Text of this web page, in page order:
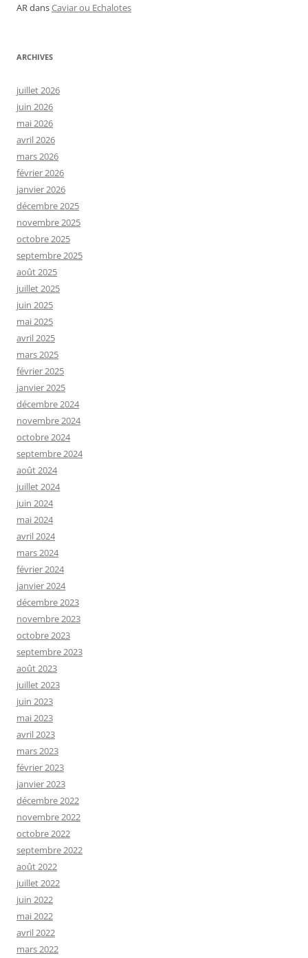
ARdansCaviar ou Echalotes
ARCHIVES
juillet 2026
juin 2026
mai 2026
avril 2026
mars 2026
février 2026
janvier 2026
décembre 2025
novembre 2025
octobre 2025
septembre 2025
août 2025
juillet 2025
juin 2025
mai 2025
avril 2025
mars 2025
février 2025
janvier 2025
décembre 2024
novembre 2024
octobre 2024
septembre 2024
août 2024
juillet 2024
juin 2024
mai 2024
avril 2024
mars 2024
février 2024
janvier 2024
décembre 2023
novembre 2023
octobre 2023
septembre 2023
août 2023
juillet 2023
juin 2023
mai 2023
avril 2023
mars 2023
février 2023
janvier 2023
décembre 2022
novembre 2022
octobre 2022
septembre 2022
août 2022
juillet 2022
juin 2022
mai 2022
avril 2022
mars 2022